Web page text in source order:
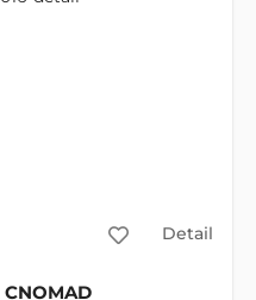
Detail
CNOMAD